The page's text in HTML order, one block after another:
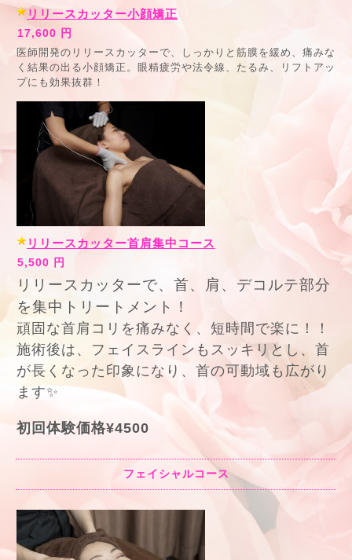
リリースカッター小顔矯正
17,600 円
医師開発のリリースカッターで、しっかりと筋膜を緩め、痛みな
く結果の出る小顔矯正。眼精疲労や法令線、たるみ、リフトアッ
プにも効果抜群！
リリースカッター首肩集中コース
5,500 円
リリースカッターで、首、肩、デコルテ部分
を集中トリートメント！
頑固な首肩コリを痛みなく、短時間で楽に！！
施術後は、フェイスラインもスッキリとし、首
が長くなった印象になり、首の可動域も広がり
ます✨
初回体験価格¥4500
フェイシャルコース